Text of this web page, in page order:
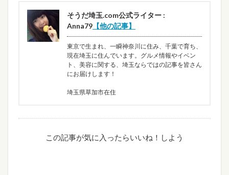
そうだ埼玉.com公式ライター :
Anna79 【他の記事】
東京で生まれ、一瞬神奈川に住み、千葉で育ち、
現在埼玉に住んでいます。グルメ情報やイベン
ト、美容に関する、埼玉ならではの記事を皆さん
にお届けします！
埼玉県草加市在住
この記事が気に入ったらいいね！しよう